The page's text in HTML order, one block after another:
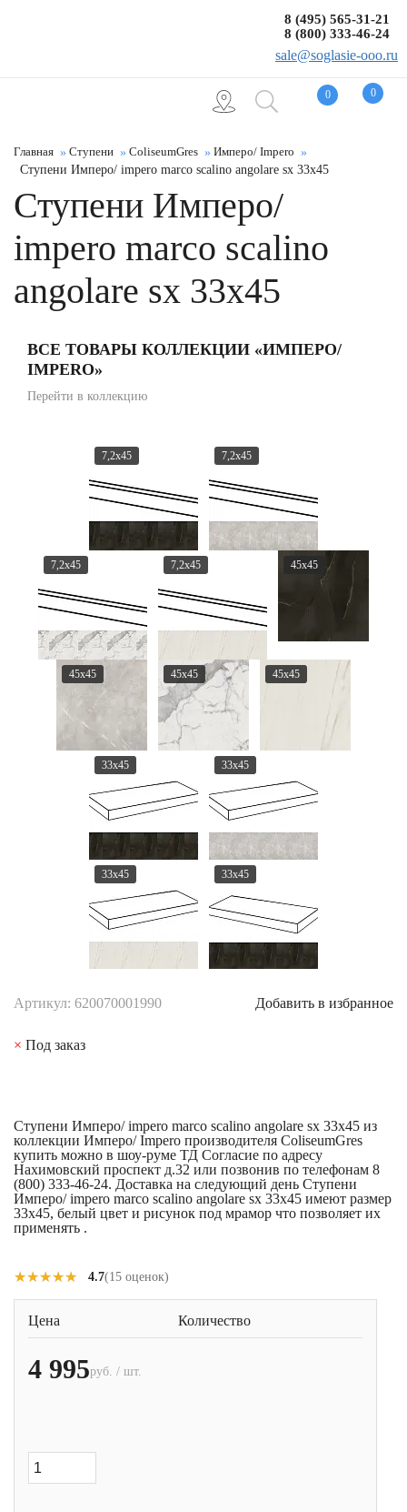
0 0
8 (495) 565-31-21
8 (800) 333-46-24
sale@soglasie-ooo.ru
Главная Ступени ColiseumGres
Имперо/ Impero
Ступени Имперо/ impero marco scalino angolare sx 33x45
Ступени Имперо/
impero marco scalino
angolare sx 33x45
ВСЕ ТОВАРЫ КОЛЛЕКЦИИ «ИМПЕРО/
IMPERO»
Перейти в коллекцию
7,2x45 7,2x45
7,2x45 7,2x45 45x45
45x45 45x45 45x45
33x45 33x45
33x45 33x45
Артикул: 620070001990 Добавить в избранное
× Под заказ
Ступени Имперо/ impero marco scalino angolare sx 33x45 из
коллекции Имперо/ Impero производителя ColiseumGres
купить можно в шоу-руме ТД Согласие по адресу
Нахимовский проспект д.32 или позвонив по телефонам 8
(800) 333-46-24. Доставка на следующий день Ступени
Имперо/ impero marco scalino angolare sx 33x45 имеют размер
33x45, белый цвет и рисунок под мрамор что позволяет их
применять .
★★★★★
★★★★★ 4.7(15 оценок)
Цена Количество
4 995руб. / шт.